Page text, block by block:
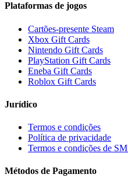
Plataformas de jogos
Cartões-presente Steam
Xbox Gift Cards
Nintendo Gift Cards
PlayStation Gift Cards
Eneba Gift Cards
Roblox Gift Cards
Jurídico
Termos e condições
Política de privacidade
Termos e condições de
Métodos de Pagamento